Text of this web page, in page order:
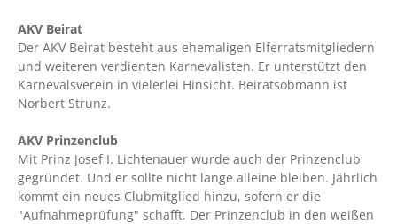
AKV Beirat
Der AKV Beirat besteht aus ehemaligen Elferratsmitgliedern
und weiteren verdienten Karnevalisten. Er unterstützt den
Karnevalsverein in vielerlei Hinsicht. Beiratsobmann ist
Norbert Strunz.
AKV Prinzenclub
Mit Prinz Josef I. Lichtenauer wurde auch der Prinzenclub
gegründet. Und er sollte nicht lange alleine bleiben. Jährlich
kommt ein neues Clubmitglied hinzu, sofern er die
"Aufnahmeprüfung" schafft. Der Prinzenclub in den weißen